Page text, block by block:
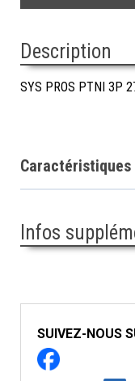
Description
SYS PROS PTNI 3P
Caractéristiques
Infos
SUIVEZ-NOUS